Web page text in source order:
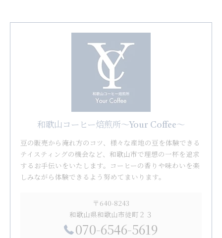
和歌山コーヒー焙煎所〜Your Coffee〜
豆の販売から淹れ方のコツ、様々な産地の豆を体験できる
テイスティングの機会など、和歌山市で理想の一杯を追求
するお手伝いをいたします。コーヒーの香りや味わいを楽
しみながら体験できるよう努めてまいります。
〒640-8243
和歌山県和歌山市徒町２３
070-6546-5619